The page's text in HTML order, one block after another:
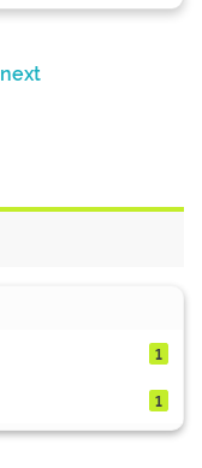
next
1
1